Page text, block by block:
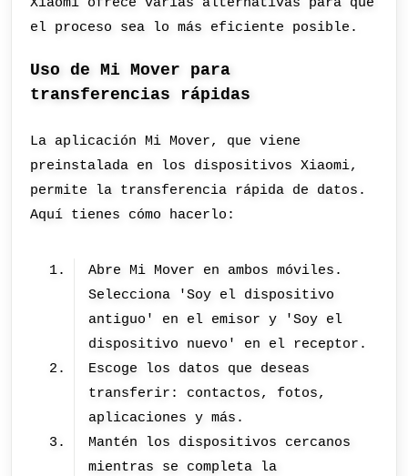
el proceso sea lo más eficiente posible.
Uso de Mi Mover para
transferencias rápidas
La aplicación Mi Mover, que viene
preinstalada en los dispositivos Xiaomi,
permite la transferencia rápida de datos.
Aquí tienes cómo hacerlo:
Abre Mi Mover en ambos móviles.
Selecciona 'Soy el dispositivo
antiguo' en el emisor y 'Soy el
dispositivo nuevo' en el receptor.
Escoge los datos que deseas
transferir: contactos, fotos,
aplicaciones y más.
Mantén los dispositivos cercanos
mientras se completa la